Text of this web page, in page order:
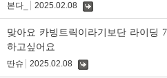
본다_ 2025.02.08
맞아요 카빙트릭이라기보단 라이딩
하고싶어요
딴슈 2025.02.08